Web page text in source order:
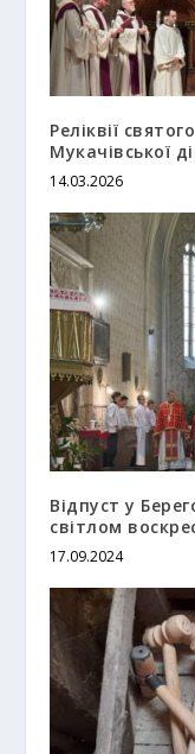
Реліквії
Мукачівської
14.03.2026
Відпуст у
світлом
17.09.2024